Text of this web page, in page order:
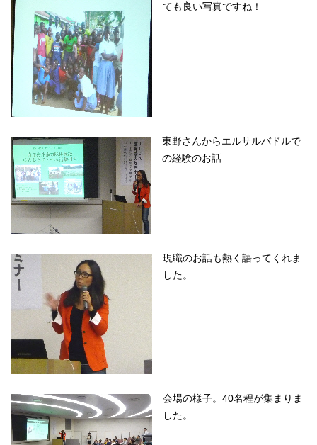
ても良い写真ですね！
東野さんからエルサルバドルで
の経験のお話
現職のお話も熱く語ってくれま
した。
会場の様子。40名程が集まりま
した。